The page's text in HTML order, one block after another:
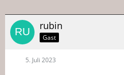
rubin
Gast
5. Juli 2023